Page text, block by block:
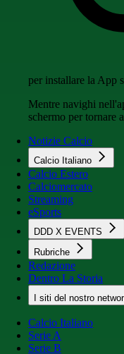
per installare la App
Mentre navighi
schermo per tornare
Notizie Calcio
Calcio Italiano
Calcio Estero
Calciomercato
Streaming
eSports
DDD X EVENTS
Rubriche
Redazione
Dentro La Storia
I siti del nostro
Calcio Italiano
Serie A
Serie B